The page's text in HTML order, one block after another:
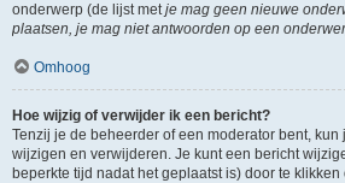
onderwerp (de lijst metje mag geen nieuwe
plaatsen, je mag niet antwoorden op een
Omhoog
Hoe wijzig of verwijder ik een bericht?
Tenzij je de beheerder of een moderator bent,
wijzigen en verwijderen. Je kunt een bericht
beperkte tijd nadat het geplaatst is) door te klikken